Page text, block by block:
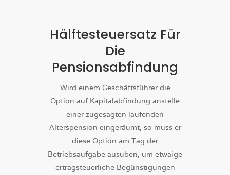
Hälftesteuersatz Für
Die
Pensionsabfindung
Wird einem Geschäftsführer die
Option auf Kapitalabfindung anstelle
einer zugesagten laufenden
Alterspension eingeräumt, so muss er
diese Option am Tag der
Betriebsaufgabe ausüben, um etwaige
ertragsteuerliche Begünstigungen